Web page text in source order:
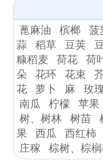
蓖麻油 槟榔 菠
蒜
稻草 豆荚
糠稻麦
荷花 荷
朵
花环 花束
花
萝卜 麻 玫
南瓜
柠檬 苹果
树、树林
树苗
果
西瓜 西红柿
庄稼
棕树、棕